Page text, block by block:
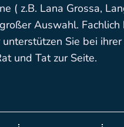
( z.B. Lana Grossa,
Auswahl.
Sie bei
und Tat zur Seite.